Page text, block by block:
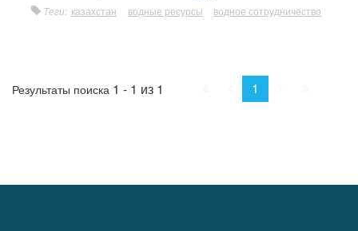
Теги: казахстан водные ресурсы водное сотрудничество
Результаты поиска 1 - 1 из 1 Пред.
1